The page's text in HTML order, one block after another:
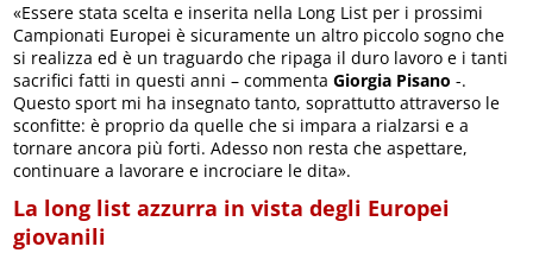
«Essere stata scelta e inserita nella Long List per i prossimi
Campionati Europei è sicuramente un altro piccolo sogno che
si realizza ed è un traguardo che ripaga il duro lavoro e i tanti
sacrifici fatti in questi anni – commentaGiorgia Pisano -.
Questo sport mi ha insegnato tanto, soprattutto attraverso le
sconfitte: è proprio da quelle che si impara a rialzarsi e a
tornare ancora più forti. Adesso non resta che aspettare,
continuare a lavorare e incrociare le dita».
La long list azzurra in vista degli Europei
giovanili